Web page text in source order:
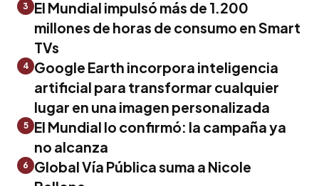
3
El Mundial impulsó más de 1.200
millones de horas de consumo en Smart
TVs
4 Google Earth incorpora inteligencia
artificial para transformar cualquier
lugar en una imagen personalizada
5
El Mundial lo confirmó: la campaña ya
no alcanza
6
Global Vía Pública suma a Nicole